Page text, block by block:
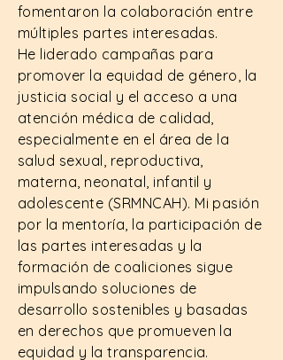
fomentaron la colaboración entre
múltiples partes interesadas.
He liderado campañas para
promover la equidad de género, la
justicia social y el acceso a una
atención médica de calidad,
especialmente en el área de la
salud sexual, reproductiva,
materna, neonatal, infantil y
adolescente (SRMNCAH). Mi pasión
por la mentoría, la participación de
las partes interesadas y la
formación de coaliciones sigue
impulsando soluciones de
desarrollo sostenibles y basadas
en derechos que promueven la
equidad y la transparencia.